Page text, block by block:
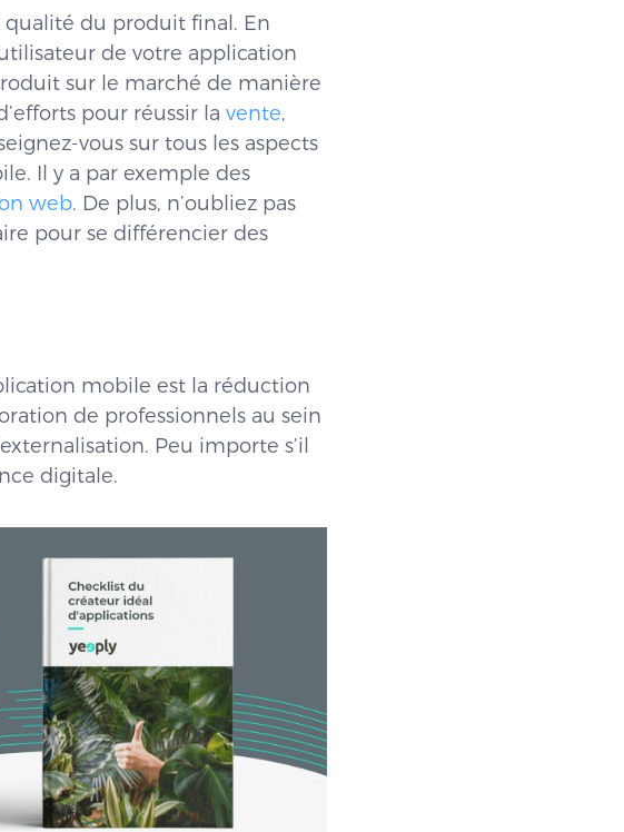
du produit final. En
de votre application
sur le marché de manière
pour réussir la vente,
vous sur tous les aspects
Il y a par exemple des
web. De plus, n’oubliez pas
pour se différencier des
mobile est la réduction
de professionnels au sein
Peu importe s’il
digitale.